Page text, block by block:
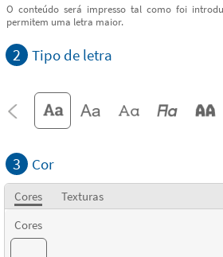
O conteúdo será impresso tal como foi
permitem uma letra maior.
2 Tipo de letra
3 Cor
Cores
Texturas
Cores